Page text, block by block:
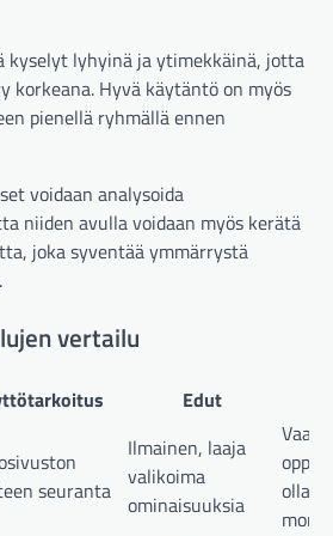
kyselyt lyhyinä ja ytimekkäinä, jotta
korkeana. Hyvä käytäntö on myös
pienellä ryhmällä ennen
voidaan analysoida
niiden avulla voidaan myös kerätä
joka syventää ymmärrystä
vertailu
Edut
seuranta
Ilmainen, laaja
valikoima
ominaisuuksia
Vaatii
olla